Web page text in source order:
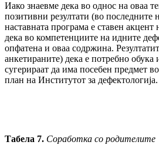
Иако знаевме дека во однос на оваа
позитивни резултати (во последните
наставната програма е ставен акцент
дека во компетенциите на идните
опфатена и оваа содржина.
анкетираните) дека е потребно обука
сугерираат да има по­се­бен предмет
план на Институтот за дефектологија.
Табела 7. Соработка со родителите